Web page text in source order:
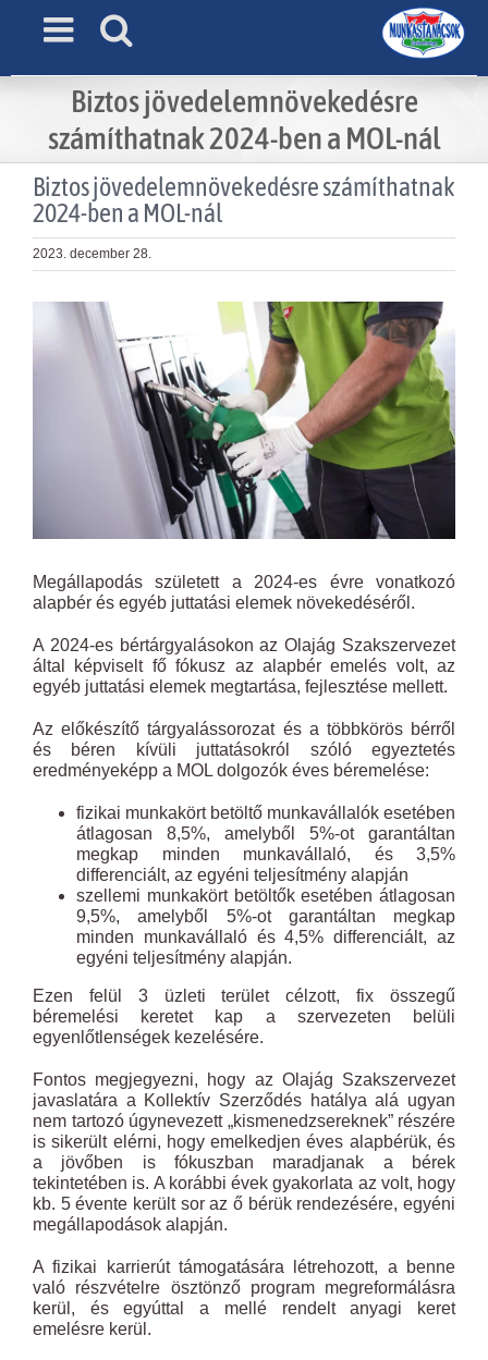
Biztos jövedelemnövekedésre
számíthatnak 2024-ben a MOL-nál
Biztos jövedelemnövekedésre számíthatnak
2024-ben a MOL-nál
2023. december 28.
Megállapodás született a 2024-es évre vonatkozó
alapbér és egyéb juttatási elemek növekedéséről.
A 2024-es bértárgyalásokon az Olajág Szakszervezet
által képviselt fő fókusz az alapbér emelés volt, az
egyéb juttatási elemek megtartása, fejlesztése mellett.
Az előkészítő tárgyalássorozat és a többkörös bérről
és béren kívüli juttatásokról szóló egyeztetés
eredményeképp a MOL dolgozók éves béremelése:
fizikai munkakört betöltő munkavállalók esetében
átlagosan 8,5%, amelyből 5%-ot garantáltan
megkap minden munkavállaló, és 3,5%
differenciált, az egyéni teljesítmény alapján
szellemi munkakört betöltők esetében átlagosan
9,5%, amelyből 5%-ot garantáltan megkap
minden munkavállaló és 4,5% differenciált, az
egyéni teljesítmény alapján.
Ezen felül 3 üzleti terület célzott, fix összegű
béremelési keretet kap a szervezeten belüli
egyenlőtlenségek kezelésére.
Fontos megjegyezni, hogy az Olajág Szakszervezet
javaslatára a Kollektív Szerződés hatálya alá ugyan
nem tartozó úgynevezett „kismenedzsereknek” részére
is sikerült elérni, hogy emelkedjen éves alapbérük, és
a jövőben is fókuszban maradjanak a bérek
tekintetében is. A korábbi évek gyakorlata az volt, hogy
kb. 5 évente került sor az ő bérük rendezésére, egyéni
megállapodások alapján.
A fizikai karrierút támogatására létrehozott, a benne
való részvételre ösztönző program megreformálásra
kerül, és egyúttal a mellé rendelt anyagi keret
emelésre kerül.